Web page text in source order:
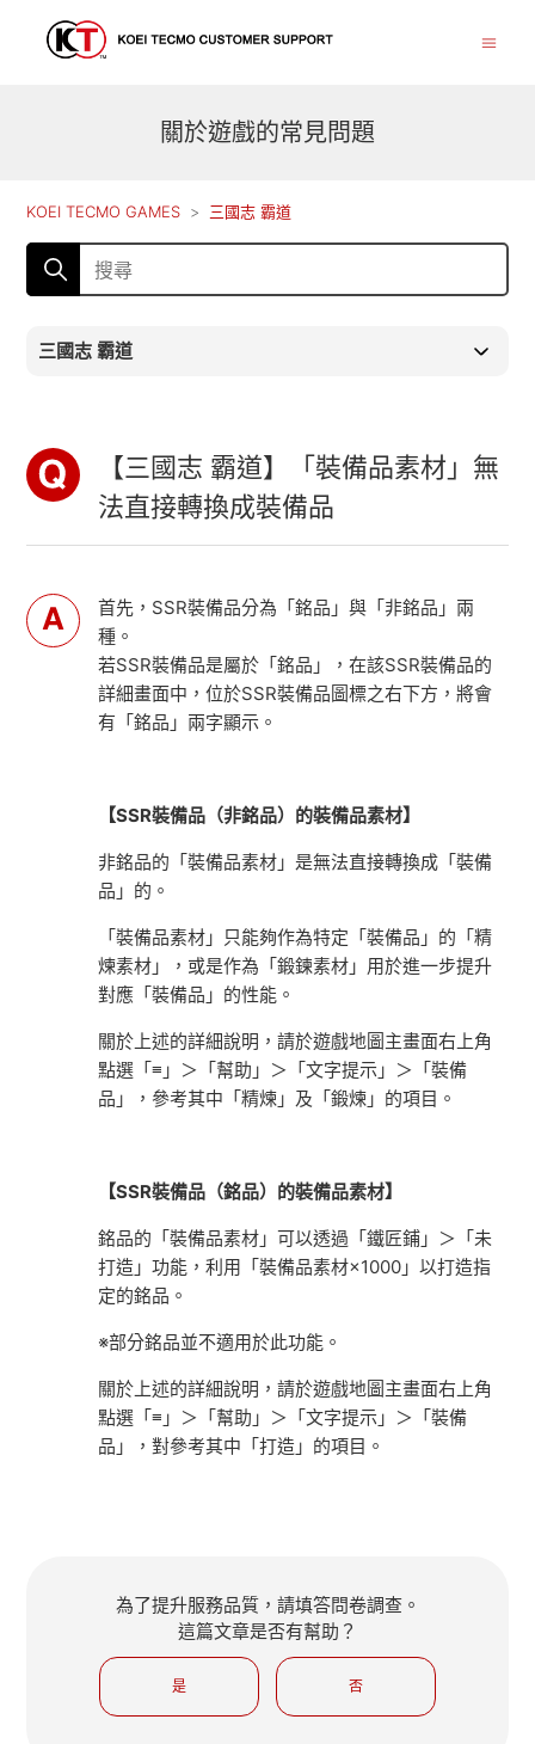
關於遊戲的常見問題
KOEI TECMO GAMES 三國志 霸道
三國志 霸道
【三國志 霸道】「裝備品素材」無
法直接轉換成裝備品
首先，SSR裝備品分為「銘品」與「非銘品」兩
種。
若SSR裝備品是屬於「銘品」，在該SSR裝備品的
詳細畫面中，位於SSR裝備品圖標之右下方，將會
有「銘品」兩字顯示。
【SSR裝備品（非銘品）的裝備品素材】
非銘品的「裝備品素材」是無法直接轉換成「裝備
品」的。
「裝備品素材」只能夠作為特定「裝備品」的「精
煉素材」，或是作為「鍛鍊素材」用於進一步提升
對應「裝備品」的性能。
關於上述的詳細說明，請於遊戲地圖主畫面右上角
點選「≡」＞「幫助」＞「文字提示」＞「裝備
品」，參考其中「精煉」及「鍛煉」的項目。
【SSR裝備品（銘品）的裝備品素材】
銘品的「裝備品素材」可以透過「鐵匠鋪」＞「未
打造」功能，利用「裝備品素材×1000」以打造指
定的銘品。
※部分銘品並不適用於此功能。
關於上述的詳細說明，請於遊戲地圖主畫面右上角
點選「≡」＞「幫助」＞「文字提示」＞「裝備
品」，對參考其中「打造」的項目。
為了提升服務品質，請填答問卷調查。
這篇文章是否有幫助？
是 否